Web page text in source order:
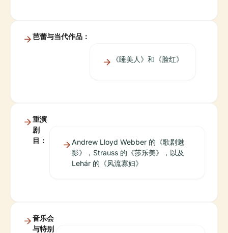
芭蕾与当代作品：
《睡美人》和《脸红》
重演
剧
目：
Andrew Lloyd Webber 的《歌剧魅
影》，Strauss 的《莎乐美》，以及
Lehár 的《风流寡妇》
音乐会
与特别